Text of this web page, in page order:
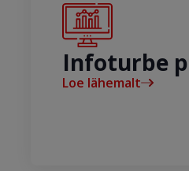
Infoturbe
Loe lähemalt